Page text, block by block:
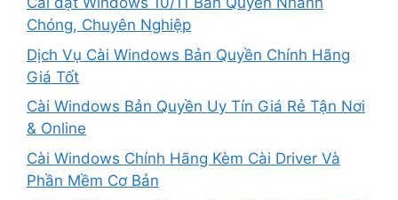
Chóng, Chuyên Nghiệp
Dịch Vụ Cài Windows Bản Quyền Chính Hãng
Giá Tốt
Cài Windows Bản Quyền Uy Tín Giá Rẻ Tận Nơi
& Online
Cài Windows Chính Hãng Kèm Cài Driver Và
Phần Mềm Cơ Bản